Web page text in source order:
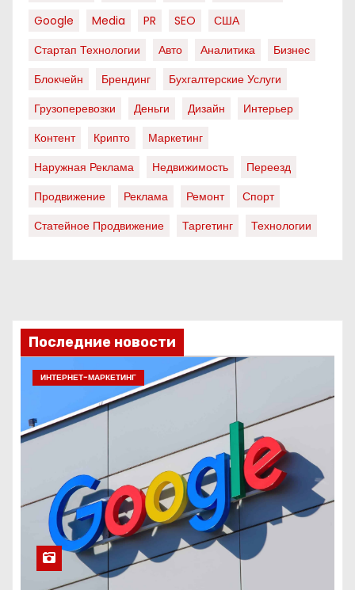
Google
Media PR SEO
США
Стартап Технологии
Авто Аналитика
Бизнес
Блокчейн
Брендинг
Бухгалтерские Услуги
Грузоперевозки
Деньги Дизайн
Интерьер
Контент
Крипто
Маркетинг
Наружная Реклама
Недвижимость
Переезд
Продвижение
Реклама Ремонт
Спорт
Статейное Продвижение
Таргетинг Технологии
Последние новости
ИНТЕРНЕТ-МАРКЕТИНГ